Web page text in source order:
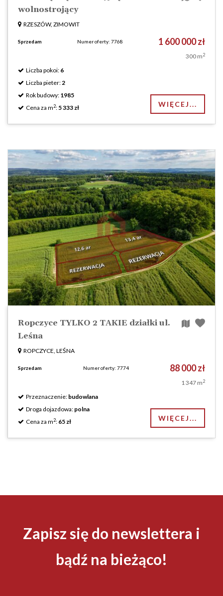
wolnostrojący
RZESZÓW, ZIMOWIT
Sprzedam Numer oferty: 7768 1 600 000 zł
300 m2
Liczba pokoi: 6
Liczba pieter:2
Rok budowy: 1985
Cena za m2: 5 333 zł WIĘCEJ...
Ropczyce TYLKO 2 TAKIE działki ul.
Leśna
ROPCZYCE, LEŚNA
Sprzedam Numer oferty: 7774 88 000 zł
1 347 m2
Przeznaczenie: budowlana
Droga dojazdowa: polna
Cena za m2: 65 zł WIĘCEJ...
Zapisz się do newslettera i
bądź na bieżąco!